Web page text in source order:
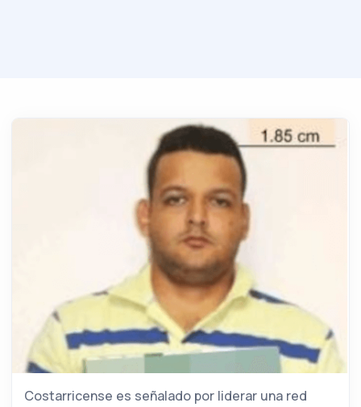
Costarricense es señalado por liderar una red